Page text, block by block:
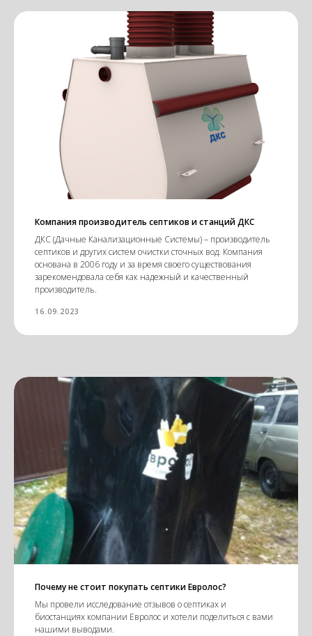
Компания производитель септиков и станций ДКС
ДКС (Дачные Канализационные Системы) – производитель
септиков и других систем очистки сточных вод. Компания
основана в 2006 году и за время своего существования
зарекомендовала себя как надежный и качественный
производитель.
16.09.2023
Почему не стоит покупать септики Евролос?
Мы провели исследование отзывов о септиках и
биостанциях компании Евролос и хотели поделиться с вами
нашими выводами.